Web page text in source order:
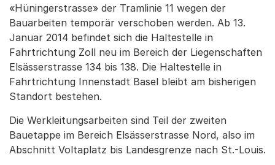
«Hüningerstrasse» der Tramlinie 11 wegen der
Bauarbeiten temporär verschoben werden. Ab 13.
Januar 2014 befindet sich die Haltestelle in
Fahrtrichtung Zoll neu im Bereich der Liegenschaften
Elsässerstrasse 134 bis 138. Die Haltestelle in
Fahrtrichtung Innenstadt Basel bleibt am bisherigen
Standort bestehen.
Die Werkleitungsarbeiten sind Teil der zweiten
Bauetappe im Bereich Elsässerstrasse Nord, also im
Abschnitt Voltaplatz bis Landesgrenze nach St.-Louis.